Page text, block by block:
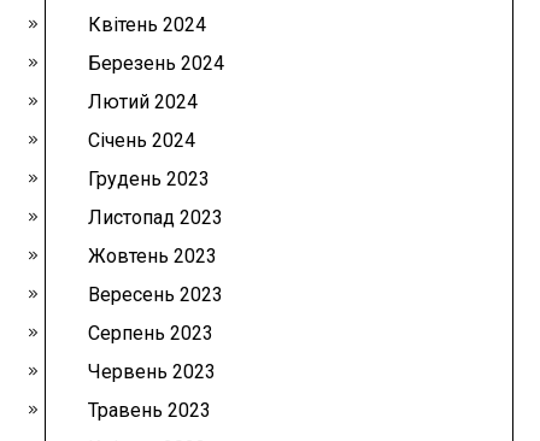
Квітень 2024
Березень 2024
Лютий 2024
Січень 2024
Грудень 2023
Листопад 2023
Жовтень 2023
Вересень 2023
Серпень 2023
Червень 2023
Травень 2023